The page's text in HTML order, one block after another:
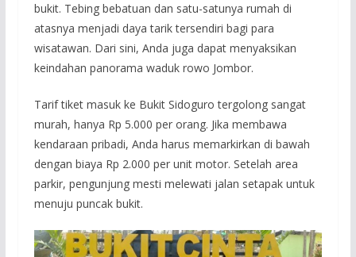
bukit. Tebing bebatuan dan satu-satunya rumah di
atasnya menjadi daya tarik tersendiri bagi para
wisatawan. Dari sini, Anda juga dapat menyaksikan
keindahan panorama waduk rowo Jombor.
Tarif tiket masuk ke Bukit Sidoguro tergolong sangat
murah, hanya Rp 5.000 per orang. Jika membawa
kendaraan pribadi, Anda harus memarkirkan di bawah
dengan biaya Rp 2.000 per unit motor. Setelah area
parkir, pengunjung mesti melewati jalan setapak untuk
menuju puncak bukit.